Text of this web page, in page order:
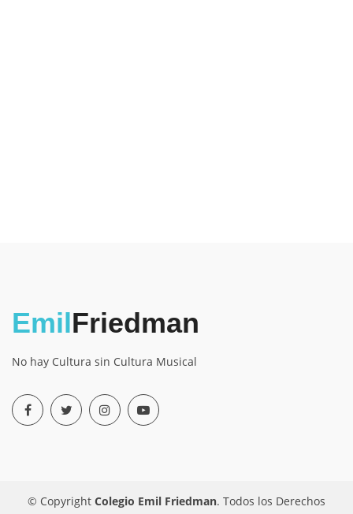
EmilFriedman
No hay Cultura sin Cultura Musical
© Copyright Colegio Emil Friedman. Todos los Derechos